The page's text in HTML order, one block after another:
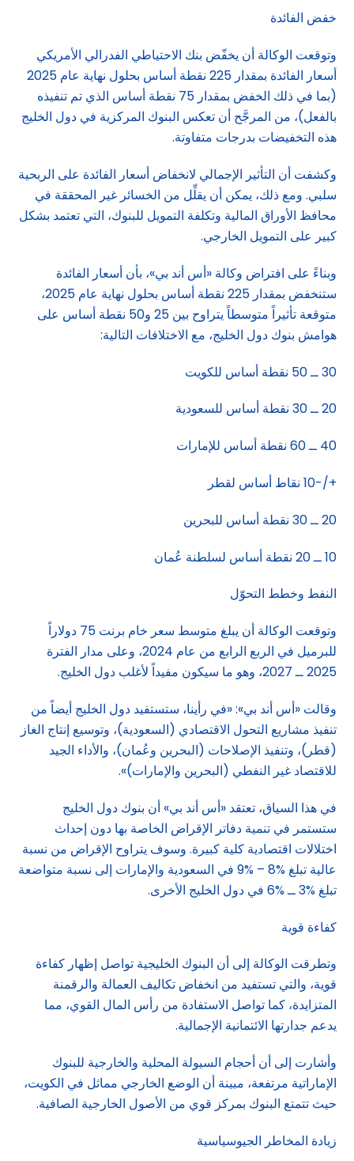
خفض الفائدة
وتوقعت الوكالة أن يخفّض بنك الاحتياطي الفدرالي الأمريكي
أسعار الفائدة بمقدار 225 نقطة أساس بحلول نهاية عام 2025
(بما في ذلك الخفض بمقدار 75 نقطة أساس الذي تم تنفيذه
بالفعل)، من المرجَّح أن تعكس البنوك المركزية في دول الخليج
هذه التخفيضات بدرجات متفاوتة.
وكشفت أن التأثير الإجمالي لانخفاض أسعار الفائدة على الربحية
سلبي. ومع ذلك، يمكن أن يقلِّل من الخسائر غير المحققة في
محافظ الأوراق المالية وتكلفة التمويل للبنوك، التي تعتمد بشكل
كبير على التمويل الخارجي.
وبناءً على افتراض وكالة «أس أند بي»، بأن أسعار الفائدة
ستنخفض بمقدار 225 نقطة أساس بحلول نهاية عام 2025،
متوقعة تأثيراً متوسطاً يتراوح بين 25 و50 نقطة أساس على
هوامش بنوك دول الخليج، مع الاختلافات التالية:
30 ــ 50 نقطة أساس للكويت
20 ــ 30 نقطة أساس للسعودية
40 ــ 60 نقطة أساس للإمارات
+/-10 نقاط أساس لقطر
20 ــ 30 نقطة أساس للبحرين
10 ــ 20 نقطة أساس لسلطنة عُمان
النفط وخطط التحوّل
وتوقعت الوكالة أن يبلغ متوسط ​​سعر خام برنت 75 دولاراً
للبرميل في الربع الرابع من عام 2024، وعلى مدار الفترة
2025 ــ 2027، وهو ما سيكون مفيداً لأغلب دول الخليج.
وقالت «أس أند بي»: «في رأينا، ستستفيد دول الخليج أيضاً من
تنفيذ مشاريع التحول الاقتصادي (السعودية)، وتوسيع إنتاج الغاز
(قطر)، وتنفيذ الإصلاحات (البحرين وعُمان)، والأداء الجيد
للاقتصاد غير النفطي (البحرين والإمارات)».
في هذا السياق، تعتقد «أس أند بي» أن بنوك دول الخليج
ستستمر في تنمية دفاتر الإقراض الخاصة بها دون إحداث
اختلالات اقتصادية كلية كبيرة. وسوف يتراوح الإقراض من نسبة
عالية تبلغ %8 – %9 في السعودية والإمارات إلى نسبة متواضعة
تبلغ %3 ــ %6 في دول الخليج الأخرى.
كفاءة قوية
وتطرقت الوكالة إلى أن البنوك الخليجية تواصل إظهار كفاءة
قوية، والتي تستفيد من انخفاض تكاليف العمالة والرقمنة
المتزايدة، كما تواصل الاستفادة من رأس المال القوي، مما
يدعم جدارتها الائتمانية الإجمالية.
وأشارت إلى أن أحجام السيولة المحلية والخارجية للبنوك
الإماراتية مرتفعة، مبينة أن الوضع الخارجي مماثل في الكويت،
حيث تتمتع البنوك بمركز قوي من الأصول الخارجية الصافية.
زيادة المخاطر الجيوسياسية